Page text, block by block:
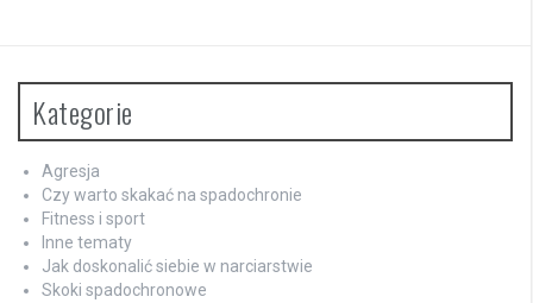
Kategorie
Agresja
Czy warto skakać na spadochronie
Fitness i sport
Inne tematy
Jak doskonalić siebie w narciarstwie
Skoki spadochronowe